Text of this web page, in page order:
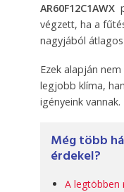
AR60F12C1AWX
végzett, ha a
nagyjából
Ezek alapján
legjobb klíma,
igényeink vannak.
Még több
érdekel?
A legtöbben